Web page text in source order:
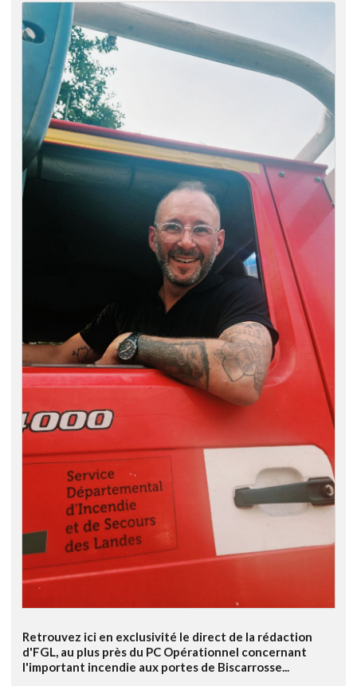
Retrouvez ici en exclusivité le direct de la rédaction
d'FGL, au plus près du PC Opérationnel concernant
l'important incendie aux portes de Biscarrosse...